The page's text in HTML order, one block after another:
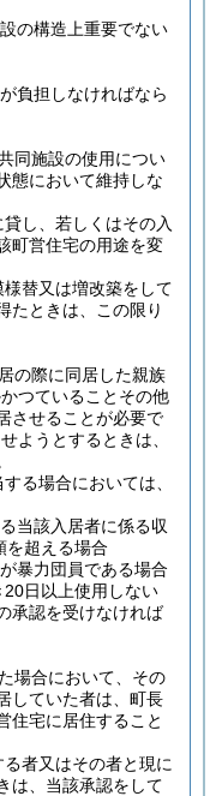
の構造上重要でない
負担しなければなら
同施設の使用につい
態において維持しな
し、若しくはその入
町営住宅の用途を変
替又は増改築をして
たときは、この限り
の際に同居した親族
つていることその他
させることが必要で
ようとするときは、
る場合においては、
当該入居者に係る収
を超える場合
暴力団員である場合
日以上使用しない
承認を受けなければ
場合において、その
していた者は、町長
住宅に居住すること
者又はその者と現に
は、当該承認をして